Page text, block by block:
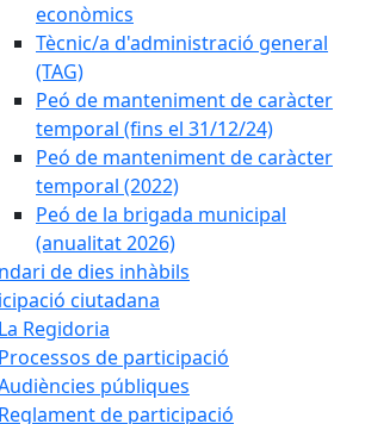
econòmics
Tècnic/a d'administració general
(TAG)
Peó de manteniment de caràcter
temporal (fins el 31/12/24)
Peó de manteniment de caràcter
temporal (2022)
Peó de la brigada municipal
(anualitat 2026)
de dies inhàbils
ciutadana
La Regidoria
Processos de participació
públiques
Reglament de participació